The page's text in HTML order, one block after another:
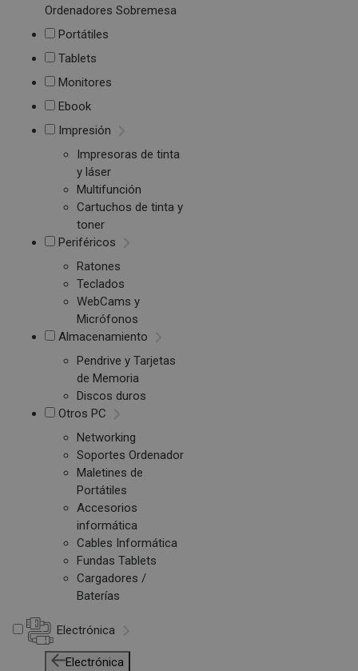
Ordenadores Sobremesa
Portátiles
Tablets
Monitores
Ebook
Impresión
Impresoras de tinta
y láser
Multifunción
Cartuchos de tinta y
toner
Periféricos
Ratones
Teclados
WebCams y
Micrófonos
Almacenamiento
Pendrive y Tarjetas
de Memoria
Discos duros
Otros PC
Networking
Soportes Ordenador
Maletines de
Portátiles
Accesorios
informática
Cables Informática
Fundas Tablets
Cargadores /
Baterías
Electrónica
Electrónica